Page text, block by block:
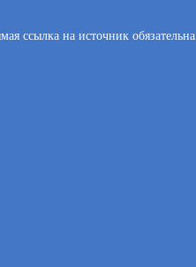
ссылка на источник обязательна